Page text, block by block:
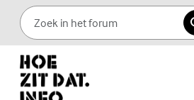
Skip to content